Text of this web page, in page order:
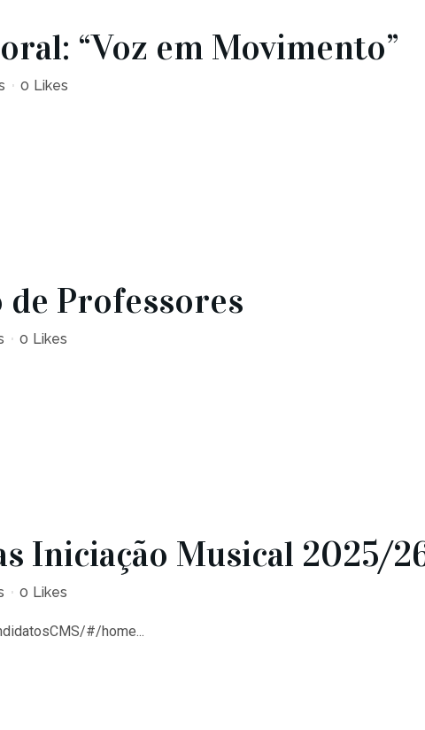
“Voz em Movimento”
0 Likes
de Professores
0 Likes
Iniciação Musical 2025/
0 Likes
#/home...